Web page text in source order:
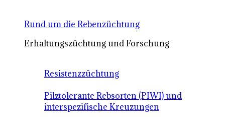
Rund um die Rebenzüchtung
Erhaltungszüchtung und Forschung
Resistenzzüchtung
Pilztolerante Rebsorten (PIWI) und
interspezifische Kreuzungen